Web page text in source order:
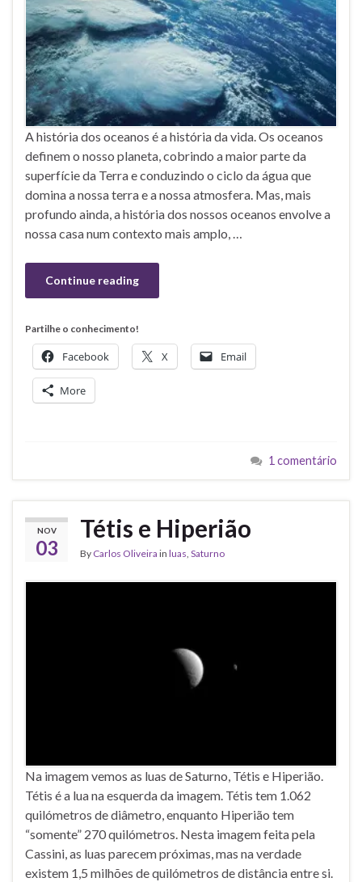
A história dos oceanos é a história da vida. Os oceanos
definem o nosso planeta, cobrindo a maior parte da
superfície da Terra e conduzindo o ciclo da água que
domina a nossa terra e a nossa atmosfera. Mas, mais
profundo ainda, a história dos nossos oceanos envolve a
nossa casa num contexto mais amplo, …
Continue reading
Partilhe o conhecimento!
Facebook X Email
More
1 comentário
NOV
03
Tétis e Hiperião
By Carlos Oliveira in luas Saturno
Na imagem vemos as luas de Saturno, Tétis e Hiperião.
Tétis é a lua na esquerda da imagem. Tétis tem 1.062
quilómetros de diâmetro, enquanto Hiperião tem
“somente” 270 quilómetros. Nesta imagem feita pela
Cassini, as luas parecem próximas, mas na verdade
existem 1,5 milhões de quilómetros de distância entre si.